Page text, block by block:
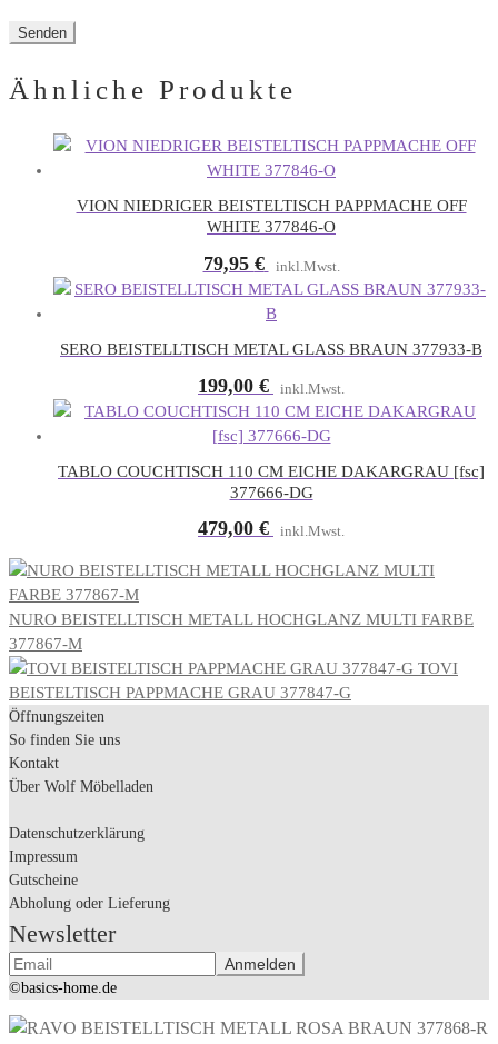
Ähnliche Produkte
VION NIEDRIGER BEISTELTISCH PAPPMACHE OFF
WHITE 377846-O
79,95 € inkl.Mwst.
SERO BEISTELLTISCH METAL GLASS BRAUN 377933-B
199,00 € inkl.Mwst.
TABLO COUCHTISCH 110 CM EICHE DAKARGRAU [fsc]
377666-DG
479,00 € inkl.Mwst.
NURO BEISTELLTISCH METALL HOCHGLANZ MULTI FARBE
377867-M
TOVI
BEISTELTISCH PAPPMACHE GRAU 377847-G
Öffnungszeiten
So finden Sie uns
Kontakt
Über Wolf Möbelladen
Datenschutzerklärung
Impressum
Gutscheine
Abholung oder Lieferung
Newsletter
©basics-home.de